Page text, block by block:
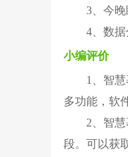
3、今
4、数
小编评价
1、智
多功能，软
2、智
段。可以获